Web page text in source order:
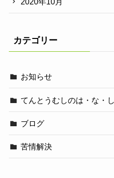
カテゴリー
お知らせ
てんとうむしのは・な・し
ブログ
苦情解決